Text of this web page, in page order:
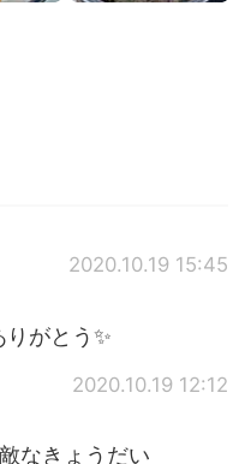
2020.10.19 15:45
がとう✨
2020.10.19 12:12
なきょうだい